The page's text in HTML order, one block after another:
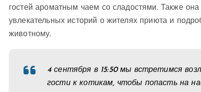
гостей ароматным чаем со сладостями. Также
увлекательных историй о жителях приюта и
животному.
4 сентября в 15:50 мы встретимся
гости к котикам, чтобы попасть на